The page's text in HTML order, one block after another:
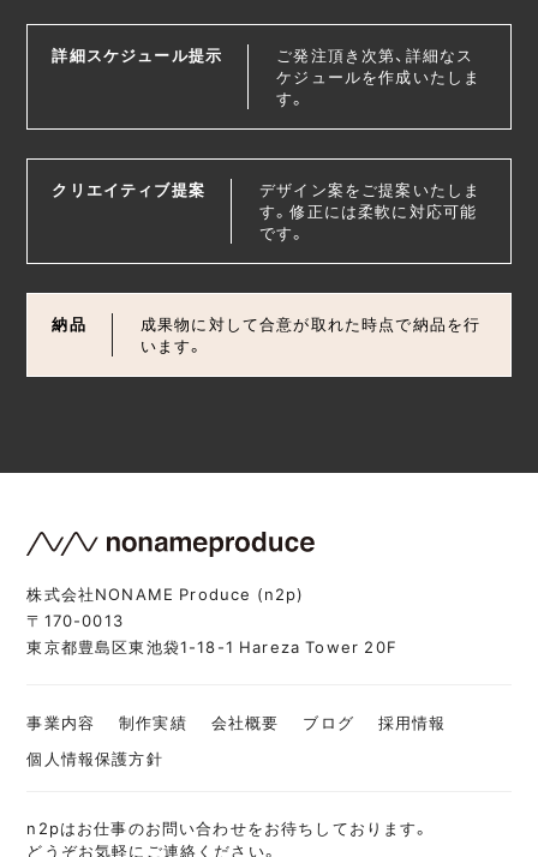
詳細スケジュール提示
ご発注頂き次第、詳細なス
ケジュールを作成いたしま
す。
クリエイティブ提案
デザイン案をご提案いたしま
す。修正には柔軟に対応可能
です。
納品
成果物に対して合意が取れた時点で納品を行
います。
株式会社NONAME Produce (n2p)
〒170-0013
東京都豊島区東池袋1-18-1 Hareza Tower 20F
事業内容 制作実績 会社概要 ブログ
採用情報
個人情報保護方針
n2pはお仕事のお問い合わせをお待ちしております。
どうぞお気軽にご連絡ください。